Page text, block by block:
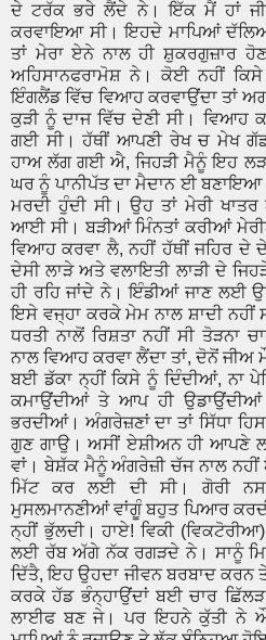
ਦੇ ਟਰੱਕ ਭਰੇ ਲੈਂਦੇ ਨੇ। ਇੱਕ ਮੈਂ ਹਾਂ
ਕਰਵਾਇਆ ਸੀ। ਇਹਦੇ ਮਾਪਿਆਂ
ਤਾਂ ਮੇਰਾ ਏਨੇ ਨਾਲ ਹੀ ਸ਼ੁਕਰਗੁਜ਼ਾਰ
ਅਹਿਸਾਨਫਰਾਮੋਸ਼ ਨੇ। ਕੋਈ ਨਹੀਂ
ਇੰਗਲੈਂਡ ਵਿੱਚ ਵਿਆਹ ਕਰਵਾਉਂਦਾ ਤਾਂ
ਕੁੜੀ ਨੂੰ ਦਾਜ ਵਿੱਚ ਦੇਣੀ ਸੀ। ਵਿਆਹ
ਗਈ ਸੀ। ਹੱਥੀਂ ਆਪਣੀ ਰੇਖ ਚ ਮੇਖ
ਹਾਅ ਲੱਗ ਗਈ ਐ, ਜਿਹੜੀ ਮੈਨੂੰ ਇਹ
ਘਰ ਨੂੰ ਪਾਨੀਪੱਤ ਦਾ ਮੈਦਾਨ ਈ
ਮਰਦੀ ਹੁੰਦੀ ਸੀ। ਉਹ ਤਾਂ ਮੇਰੀ
ਆਈ ਸੀ। ਬੜੀਆਂ ਮਿੰਨਤਾਂ ਕਰੀਆਂ
ਵਿਆਹ ਕਰਵਾ ਲੈ, ਨਹੀਂ ਹੱਥੀਂ ਜਹਿਰ ਦੇ
ਦੇਸੀ ਲਾੜੇ ਅਤੇ ਵਲਾਇਤੀ ਲਾੜੀ ਦੇ
ਹੀ ਰਹਿ ਜਾਂਦੇ ਨੇ। ਇੰਡੀਆਂ ਜਾਣ ਲਈ
ਇਸੇ ਵਜ੍ਹਾ ਕਰਕੇ ਮੇਮ ਨਾਲ ਸ਼ਾਦੀ ਨਹੀਂ
ਧਰਤੀ ਨਾਲੋਂ ਰਿਸ਼ਤਾ ਨਹੀਂ ਸੀ ਤੋੜਨਾ
ਨਾਲ ਵਿਆਹ ਕਰਵਾ ਲੈਂਦਾ ਤਾਂ, ਦੋਨੋਂ
ਬਈ ਡੱਕਾ ਨ੍ਹੀਂ ਕਿਸੇ ਨੂੰ ਦਿੰਦੀਆਂ, ਨਾ
ਕਮਾਉਂਦੀਆਂ ਤੇ ਆਪ ਹੀ
ਭਰਦੀਆਂ। ਅੰਗਰੇਜ਼ਣਾਂ ਦਾ ਤਾਂ ਸਿੱਧਾ
ਗੁਣ ਗਾਉ। ਅਸੀਂ ਏਸ਼ੀਅਨ ਹੀ ਆਪਣੇ
ਵਾਂ। ਬੇਸ਼ੱਕ ਮੈਨੂੰ ਅੰਗਰੇਜ਼ੀ ਚੱਜ ਨਾਲ ਨਹੀਂ
ਮਿੱਟ ਕਰ ਲਈ ਦੀ ਸੀ। ਗੋਰੀ
ਮੁਸਲਮਾਨਣੀਆਂ ਵਾਂਗੂੰ ਬਹੁਤ ਪਿਆਰ
ਨ੍ਹੀਂ ਭੁੱਲਦੀ। ਹਾਏ! ਵਿਕੀ
ਲਈ ਰੱਬ ਅੱਗੇ ਨੱਕ ਰਗੜਦੇ ਨੇ। ਸਾਨੂੰ
ਦਿੱਤੈ, ਇਹ ਉਹਦਾ ਜੀਵਨ ਬਰਬਾਦ
ਕਰਕੇ ਹੱਡ ਭੰਨ੍ਹਾਉਂਦਾਂ ਬਈ ਚਾਰ ਛਿੱਲੜ
ਲਾਈਫ ਬਣ ਜੇ। ਪਰ ਇਹਨੇ ਕੁੱਤੀ ਨੇ